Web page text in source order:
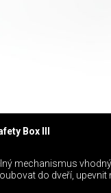
Box III
mechanismus
do dveří, upevnit